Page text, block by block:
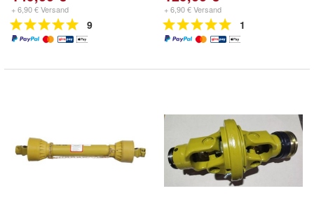
+ 6,90 € Versand
9
+ 6,90 € Versand
1